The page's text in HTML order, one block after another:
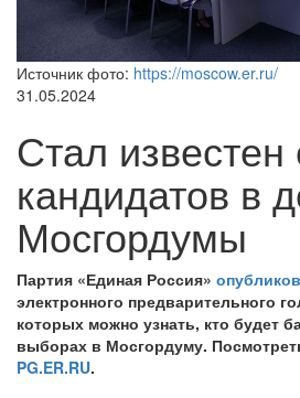
Источник фото: https://moscow.er.ru/
31.05.2024
Стал известен
кандидатов в
Мосгордумы
Партия «Единая Россия»
электронного предварительного
которых можно узнать, кто будет
выборах в Мосгордуму.
PG.ER.RU.